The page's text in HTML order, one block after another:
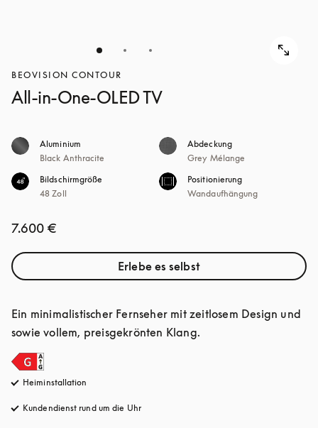
BEOVISION CONTOUR
All-in-One-OLED TV
Aluminium
Black Anthracite
Abdeckung
Grey Mélange
Bildschirmgröße
48 Zoll
Positionierung
Wandaufhängung
7.600 €
Erlebe es selbst
Ein minimalistischer Fernseher mit zeitlosem Design und
sowie vollem, preisgekrönten Klang.
Heiminstallation
Kundendienst rund um die Uhröffnet sich in einem neuen Tab